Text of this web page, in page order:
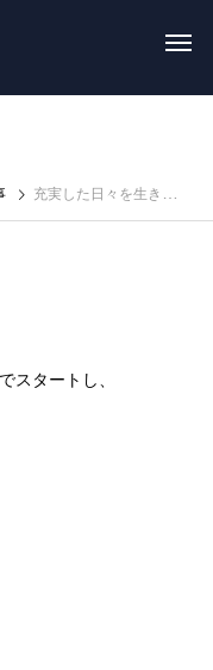
充実した日々を生きる
スタートし、